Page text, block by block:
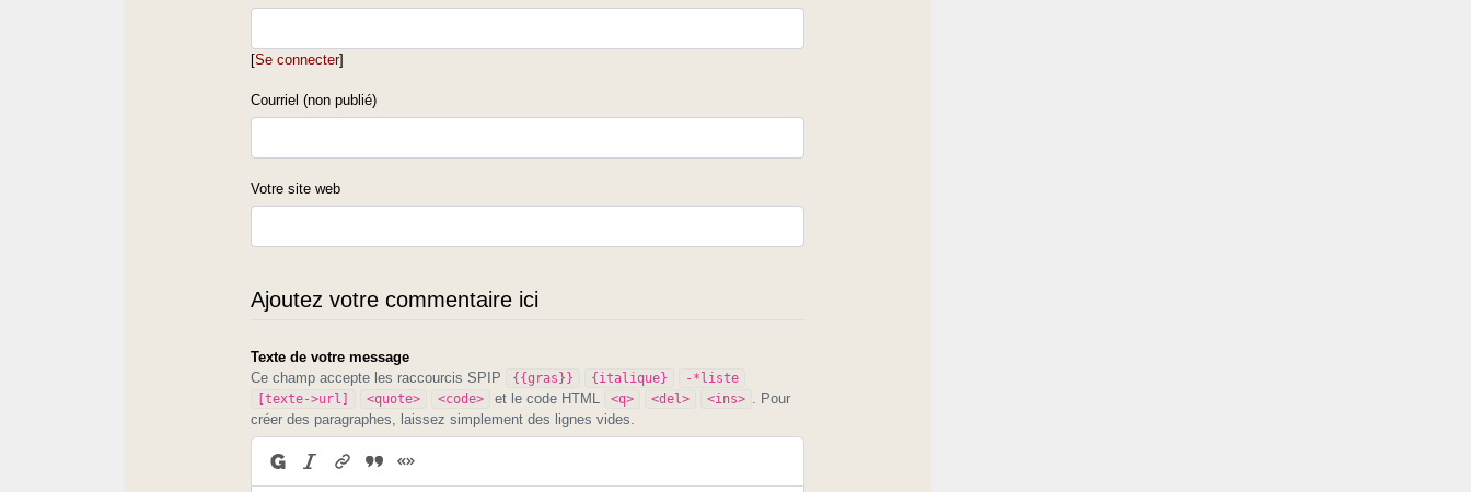
[Se connecter]
Courriel (non publié)
Votre site web
Ajoutez votre commentaire ici
Texte de votre message
Ce champ accepte les raccourcis SPIP
{{gras}} {italique}
-*liste
[texte->url]
<quote> <code> et le code HTML <q> <del> <ins>
. Pour
créer des paragraphes, laissez simplement des lignes vides.